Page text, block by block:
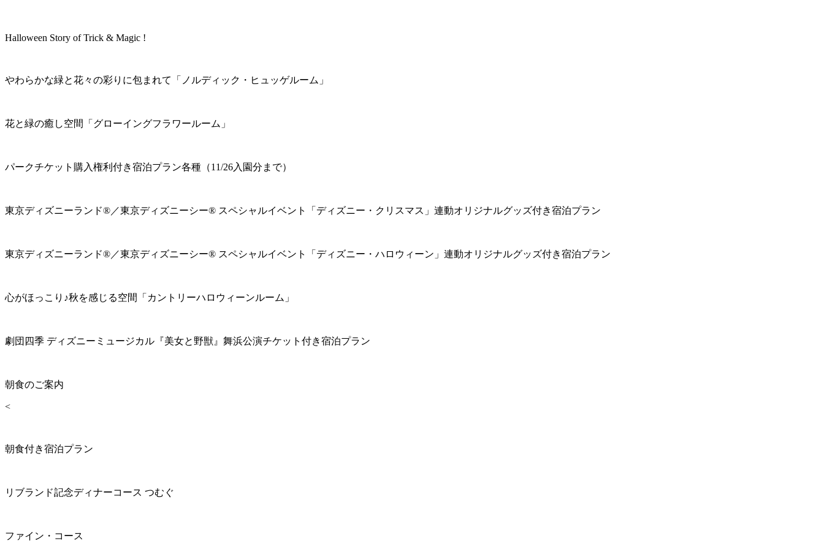
Halloween Story of Trick & Magic !
やわらかな緑と花々の彩りに包まれて「ノルディック・ヒュッゲルーム」
花と緑の癒し空間「グローイングフラワールーム」
パークチケット購入権利付き宿泊プラン各種（11/26入園分まで）
東京ディズニーランド®／東京ディズニーシー® スペシャルイベント「ディズニー・クリスマス」連動オリジナルグッズ付き宿泊プラン
東京ディズニーランド®／東京ディズニーシー® スペシャルイベント「ディズニー・ハロウィーン」連動オリジナルグッズ付き宿泊プラン
心がほっこり♪秋を感じる空間「カントリーハロウィーンルーム」
劇団四季 ディズニーミュージカル『美女と野獣』舞浜公演チケット付き宿泊プラン
朝食のご案内
<
朝食付き宿泊プラン
リブランド記念ディナーコース つむぐ
ファイン・コース